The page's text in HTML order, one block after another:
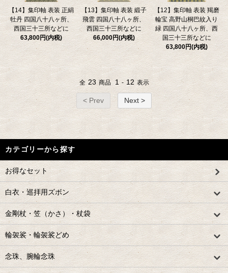
【14】集印軸 表装 正絹
牡丹 四国八十八ヶ所、
西国三十三所などに
63,800円(内税)
【13】集印軸 表装 緞子
飛雲 四国八十八ヶ所、
西国三十三所などに
66,000円(内税)
【12】集印軸 表装 羯磨
輪宝 高野山桐巴紋入り
緑 四国八十八ヶ所、西
国三十三所などに
63,800円(内税)
全 23 商品 1 - 12 表示
< Prev Next >
カテゴリーから探す
お得なセット
白衣・巡拝用ズボン
金剛杖・笠（かさ）・杖袋
輪袈裟・輪袈裟どめ
念珠、腕輪念珠